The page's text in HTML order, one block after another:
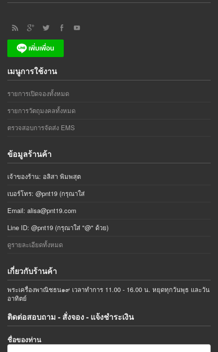
เมนูการใช้งาน
รายการเปิดจองทั้งหมด
รายการวัตถุมงคลทั้งหมด
ตรวจสอบการจัดส่ง EMS
ข้อมูลร้านค้า
เจ้าของร้าน: อลิสา พิมพสุต
เบอร์โทร: @pnt19 (กรุณาใส่
Email: alisa@pnt19.com
Line ID: @pnt19 (กรุณาใส่ "@" ด้วย)
ดูรายละเอียดทั้งหมด
เกี่ยวกับร้านค้า
พระเครื่องพาณิชธน๑๙ เวลาทำการ 11.00 - 16.00 น. หยุดทุกวันพุธ และวัน
อาทิตย์
ติดต่อสอบถาม - สั่งจอง - แจ้งชำระเงิน
ชื่อของท่าน